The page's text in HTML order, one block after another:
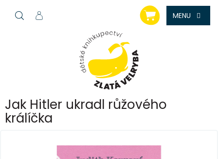
NÁKUPNÍ
KOŠÍK
Jak Hitler ukradl růžového
králíčka